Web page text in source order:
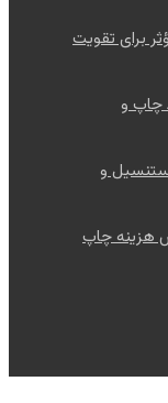
برای تقویت
چاپ و
و
هزینه چاپ